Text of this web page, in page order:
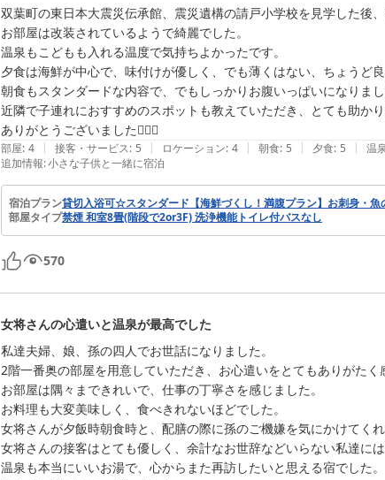
双葉町の東日本大震災伝承館、震災遺構の請戸小学校を見学した後、
お部屋は改装されているようで綺麗でした。
温泉もこどもも入れる温度で気持ちよかったです。
夕食は海鮮が中心で、味付けが優しく、でも薄くはない、ちょうど良
朝食もスタンダードな内容で、でもしっかりお腹いっぱいになりまし
近隣で子連れにおすすめのスポットも教えていただき、とても助かり
ありがとうございました🙇‍♂️✨
部屋: 4 | 接客・サービス: 5 | ロケーション: 4 | 朝食: 5 | 夕食: 5 | 温
追加情報:小さな子供と一緒に宿泊
宿泊プラン貸切入浴可☆スタンダード【海鮮づくし！満腹プラン】お刺身・魚
部屋タイプ禁煙 和室8畳(階段で2or3F) 洗浄機能トイレ付バスなし
570
女将さんの心遣いと温泉が最高でした
私達夫婦、娘、孫の四人でお世話になりました。
2階一番奥の部屋を用意していただき、お心遣いをとてもありがたく
お部屋は隅々まできれいで、仕事の丁寧さを感じました。
お料理も大変美味しく、食べきれないほどでした。
女将さんが夕飯時朝食時と、配膳の際に孫のご機嫌を気にかけてくれ
女将さんの接客はとても優しく、余計なお世辞などいらない私達に
温泉も本当にいいお湯で、心からまた再訪したいと思える宿でした。